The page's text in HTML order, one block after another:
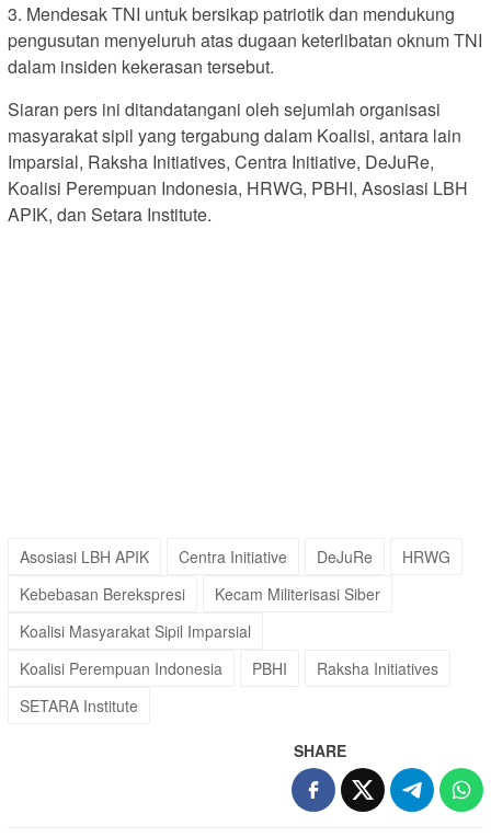
3. Mendesak TNI untuk bersikap patriotik dan mendukung
pengusutan menyeluruh atas dugaan keterlibatan oknum TNI
dalam insiden kekerasan tersebut.
Siaran pers ini ditandatangani oleh sejumlah organisasi
masyarakat sipil yang tergabung dalam Koalisi, antara lain
Imparsial, Raksha Initiatives, Centra Initiative, DeJuRe,
Koalisi Perempuan Indonesia, HRWG, PBHI, Asosiasi LBH
APIK, dan Setara Institute.
Asosiasi LBH APIK Centra Initiative DeJuRe
HRWG
Kebebasan Berekspresi
Kecam Militerisasi Siber
Koalisi Masyarakat Sipil Imparsial
Koalisi Perempuan Indonesia
PBHI
Raksha Initiatives
SETARA Institute
SHARE